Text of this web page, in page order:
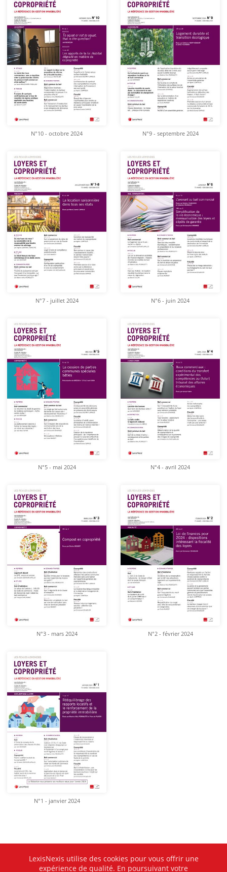
N°10 - octobre 2024 N°9 - septembre 2024
N°7 - juillet 2024 N°6 - juin 2024
N°5 - mai 2024 N°4 - avril 2024
N°3 - mars 2024 N°2 - février 2024
N°1 - janvier 2024
LexisNexis utilise des cookies pour vous offrir une
expérience de qualité. En poursuivant votre